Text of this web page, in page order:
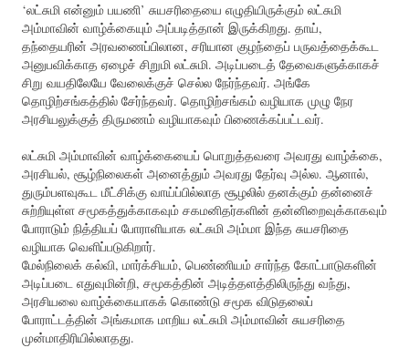
‘லட்சுமி என்னும் பயணி’ சுயசரிதையை எழுதியிருக்கும் லட்சுமி
அம்மாவின் வாழ்க்கையும் அப்படித்தான் இருக்கிறது. தாய்,
தந்தையரின் அரவணைப்பிலான, சரியான குழந்தைப் பருவத்தைக்கூட
அனுபவிக்காத ஏழைச் சிறுமி லட்சுமி. அடிப்படைத் தேவைகளுக்காகச்
சிறு வயதிலேயே வேலைக்குச் செல்ல நேர்ந்தவர். அங்கே
தொழிற்சங்கத்தில் சேர்ந்தவர். தொழிற்சங்கம் வழியாக முழு நேர
அரசியலுக்குத் திருமணம் வழியாகவும் பிணைக்கப்பட்டவர்.
லட்சுமி அம்மாவின் வாழ்க்கையைப் பொறுத்தவரை அவரது வாழ்க்கை,
அரசியல், சூழ்நிலைகள் அனைத்தும் அவரது தேர்வு அல்ல. ஆனால்,
துரும்பளவுகூட மீட்சிக்கு வாய்ப்பில்லாத சூழலில் தனக்கும் தன்னைச்
சுற்றியுள்ள சமூகத்துக்காகவும் சகமனிதர்களின் தன்னிறைவுக்காகவும்
போராடும் நித்தியப் போராளியாக லட்சுமி அம்மா இந்த சுயசரிதை
வழியாக வெளிப்படுகிறார்.
மேல்நிலைக் கல்வி, மார்க்சியம், பெண்ணியம் சார்ந்த கோட்பாடுகளின்
அடிப்படை எதுவுமின்றி, சமூகத்தின் அடித்தளத்திலிருந்து வந்து,
அரசியலை வாழ்க்கையாகக் கொண்டு சமூக விடுதலைப்
போராட்டத்தின் அங்கமாக மாறிய லட்சுமி அம்மாவின் சுயசரிதை
முன்மாதிரியில்லாதது.